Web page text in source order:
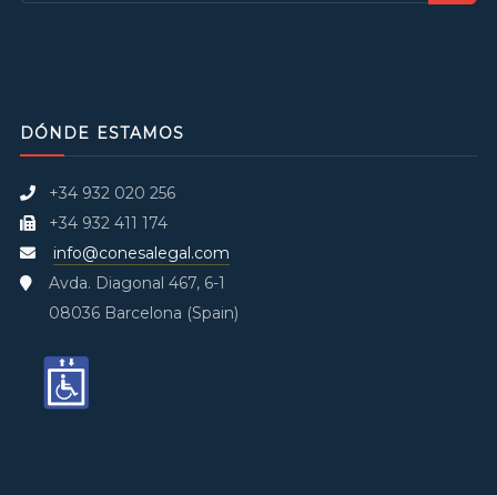
DÓNDE ESTAMOS
+34 932 020 256
+34 932 411 174
info@conesalegal.com
Avda. Diagonal 467, 6-1
08036 Barcelona (Spain)